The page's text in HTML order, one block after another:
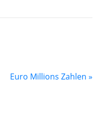
Euro Millions Zahlen »